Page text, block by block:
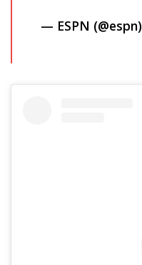
— ESPN (@espn)